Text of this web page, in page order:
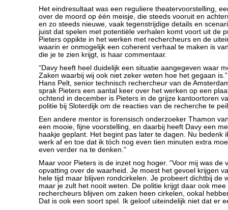
Het eindresultaat was een reguliere theatervoorstelling,
over de moord op één meisje, die steeds vooruit en
en zo steeds nieuwe, vaak tegenstrijdige details en
juist dat spelen met potentiële verhalen komt voort uit de
Pieters oppikte in het werken met rechercheurs en de
waarin er onmogelijk een coherent verhaal te maken is
die je te zien krijgt, is haar commentaar.
“Davy heeft heel duidelijk een situatie aangegeven waar
Zaken waarbij wij ook niet zeker weten hoe het gegaan
Hans Pelt, senior technisch rechercheur van de
sprak Pieters een aantal keer over het werken op een
ochtend in december is Pieters in de grijze kantoortoren
politie bij Sloterdijk om de reacties van de recherche te
Een andere mentor is forensisch onderzoeker Thamon
een mooie, fijne voorstelling, en daarbij heeft Davy een
haakje geplant. Het begint pas later te dagen. Nu bedenk
werk af en toe dat ik tóch nog even tien minuten extra
even verder na te denken.”
Maar voor Pieters is de inzet nog hoger. “Voor mij was de
opvatting over de waarheid. Je moest het gevoel krijgen
hele tijd maar blijven rondcirkelen. Je probeert dichtbij de
maar je zult het nooit weten. De politie krijgt daar ook
rechercheurs blijven om zaken heen cirkelen, ookal
Dat is ook een soort spel. Ik geloof uiteindelijk niet dat er